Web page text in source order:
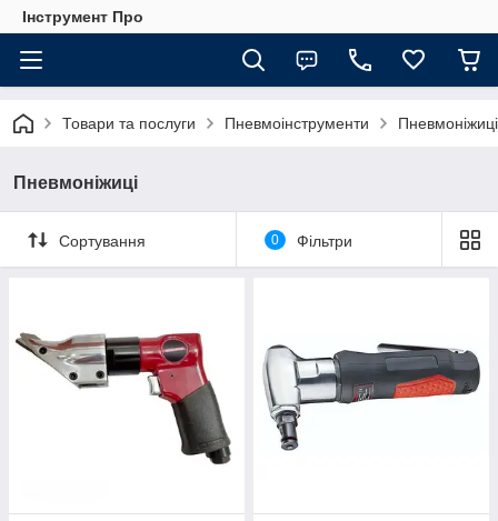
Інструмент Про
Товари та послуги Пневмоінструменти Пневмоніжиці
Пневмоніжиці
Сортування 0 Фільтри